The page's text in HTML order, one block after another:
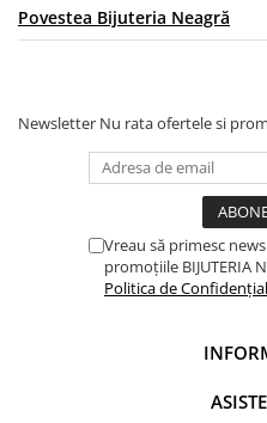
Lănțișoare cu Molecule
COLIERE CU PERLE
Coliere cu Perle Naturale
Coliere cu Perle Preciosa
COLIERE ȘNUR REGLABIL
Coliere cu Inimioare
Coliere cu Cruce
Povestea Bijuteria Neagră
Newsletter Nu rata ofertele si
Vreau să primesc
promoțiile BIJUTERIA
Politica de